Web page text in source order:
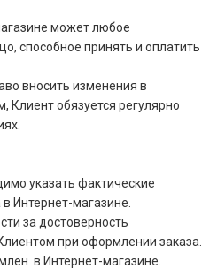
может любое
способное принять и оплатить
вносить изменения в
Клиент обязуется регулярно
указать фактические
Интернет-магазине.
за достоверность
при оформлении заказа.
в Интернет-магазине.